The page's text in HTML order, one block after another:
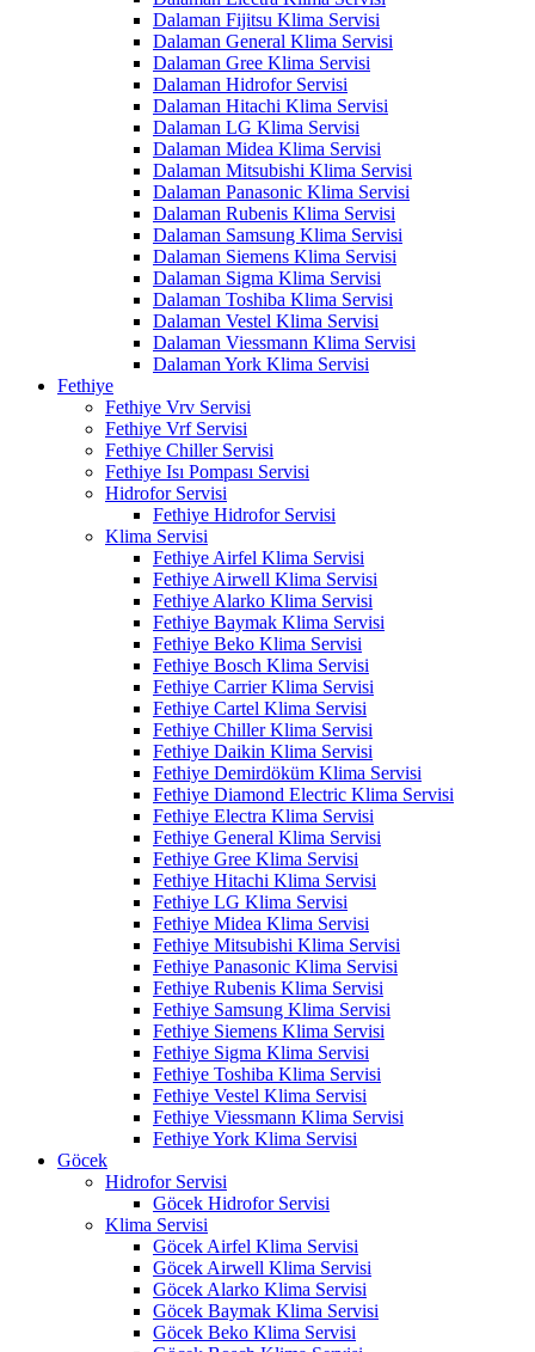
Dalaman Fijitsu Klima Servisi
Dalaman General Klima Servisi
Dalaman Gree Klima Servisi
Dalaman Hidrofor Servisi
Dalaman Hitachi Klima Servisi
Dalaman LG Klima Servisi
Dalaman Midea Klima Servisi
Dalaman Mitsubishi Klima Servisi
Dalaman Panasonic Klima Servisi
Dalaman Rubenis Klima Servisi
Dalaman Samsung Klima Servisi
Dalaman Siemens Klima Servisi
Dalaman Sigma Klima Servisi
Dalaman Toshiba Klima Servisi
Dalaman Vestel Klima Servisi
Dalaman Viessmann Klima Servisi
Dalaman York Klima Servisi
Fethiye
Fethiye Vrv Servisi
Fethiye Vrf Servisi
Fethiye Chiller Servisi
Fethiye Isı Pompası Servisi
Hidrofor Servisi
Fethiye Hidrofor Servisi
Klima Servisi
Fethiye Airfel Klima Servisi
Fethiye Airwell Klima Servisi
Fethiye Alarko Klima Servisi
Fethiye Baymak Klima Servisi
Fethiye Beko Klima Servisi
Fethiye Bosch Klima Servisi
Fethiye Carrier Klima Servisi
Fethiye Cartel Klima Servisi
Fethiye Chiller Klima Servisi
Fethiye Daikin Klima Servisi
Fethiye Demirdöküm Klima Servisi
Fethiye Diamond Electric Klima Servisi
Fethiye Electra Klima Servisi
Fethiye General Klima Servisi
Fethiye Gree Klima Servisi
Fethiye Hitachi Klima Servisi
Fethiye LG Klima Servisi
Fethiye Midea Klima Servisi
Fethiye Mitsubishi Klima Servisi
Fethiye Panasonic Klima Servisi
Fethiye Rubenis Klima Servisi
Fethiye Samsung Klima Servisi
Fethiye Siemens Klima Servisi
Fethiye Sigma Klima Servisi
Fethiye Toshiba Klima Servisi
Fethiye Vestel Klima Servisi
Fethiye Viessmann Klima Servisi
Fethiye York Klima Servisi
Göcek
Hidrofor Servisi
Göcek Hidrofor Servisi
Klima Servisi
Göcek Airfel Klima Servisi
Göcek Airwell Klima Servisi
Göcek Alarko Klima Servisi
Göcek Baymak Klima Servisi
Göcek Beko Klima Servisi